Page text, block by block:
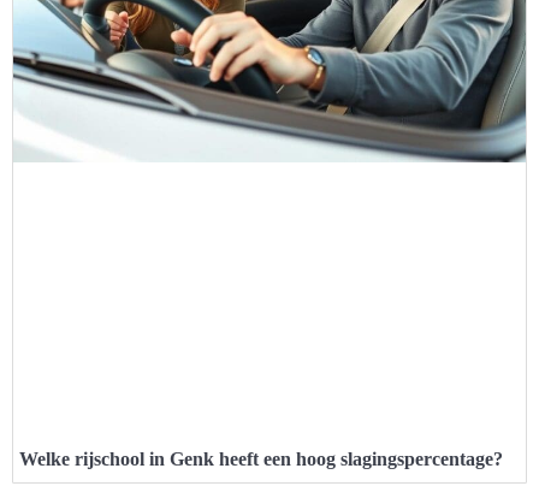
Welke rijschool in Genk heeft een hoog slagingspercentage?